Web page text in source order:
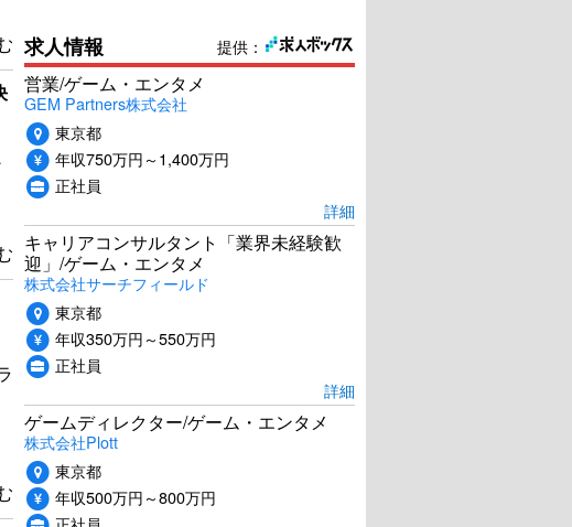
提供：
求人情報
営業/ゲーム・エンタメ
GEM Partners株式会社
東京都
年収750万円～1,400万円
正社員
詳細
キャリアコンサルタント「業界未経験歓
迎」/ゲーム・エンタメ
株式会社サーチフィールド
東京都
年収350万円～550万円
正社員
詳細
ゲームディレクター/ゲーム・エンタメ
株式会社Plott
東京都
年収500万円～800万円